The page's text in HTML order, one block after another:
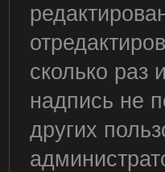
сколько раз
надпись не
других